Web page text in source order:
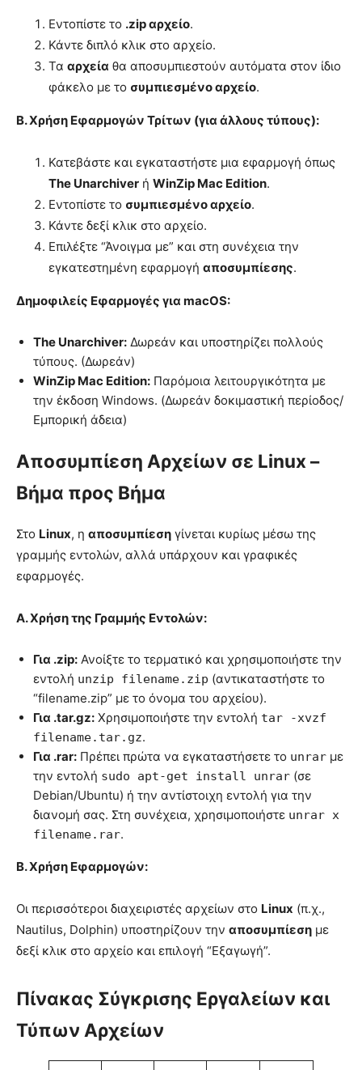
Εντοπίστε το .zip αρχείο.
Κάντε διπλό κλικ στο αρχείο.
Τα αρχεία θα αποσυμπιεστούν αυτόματα στον ίδιο
φάκελο με το συμπιεσμένο αρχείο.
Β. Χρήση Εφαρμογών Τρίτων (για άλλους τύπους):
Κατεβάστε και εγκαταστήστε μια εφαρμογή όπως
The Unarchiver ή WinZip Mac Edition.
Εντοπίστε το συμπιεσμένο αρχείο.
Κάντε δεξί κλικ στο αρχείο.
Επιλέξτε “Άνοιγμα με” και στη συνέχεια την
εγκατεστημένη εφαρμογή αποσυμπίεσης.
Δημοφιλείς Εφαρμογές για macOS:
The Unarchiver: Δωρεάν και υποστηρίζει πολλούς
τύπους. (Δωρεάν)
WinZip Mac Edition: Παρόμοια λειτουργικότητα με
την έκδοση Windows. (Δωρεάν δοκιμαστική περίοδος/
Εμπορική άδεια)
Αποσυμπίεση Αρχείων σε Linux –
Βήμα προς Βήμα
Στο Linux, η αποσυμπίεση γίνεται κυρίως μέσω της
γραμμής εντολών, αλλά υπάρχουν και γραφικές
εφαρμογές.
Α. Χρήση της Γραμμής Εντολών:
Για .zip: Ανοίξτε το τερματικό και χρησιμοποιήστε την
εντολή unzip filename.zip (αντικαταστήστε το
“filename.zip” με το όνομα του αρχείου).
Για .tar.gz: Χρησιμοποιήστε την εντολή tar -xvzf
filename.tar.gz.
Για .rar: Πρέπει πρώτα να εγκαταστήσετε το unrar με
την εντολή sudo apt-get install unrar (σε
Debian/Ubuntu) ή την αντίστοιχη εντολή για την
διανομή σας. Στη συνέχεια, χρησιμοποιήστε unrar x
filename.rar.
Β. Χρήση Εφαρμογών:
Οι περισσότεροι διαχειριστές αρχείων στο Linux (π.χ.,
Nautilus, Dolphin) υποστηρίζουν την αποσυμπίεση με
δεξί κλικ στο αρχείο και επιλογή “Εξαγωγή”.
Πίνακας Σύγκρισης Εργαλείων και
Τύπων Αρχείων